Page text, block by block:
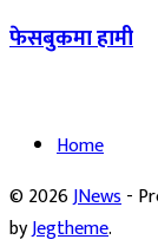
फेसबुकमा हामी
Home
© 2026JNews-
byJegtheme.